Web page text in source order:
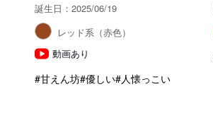
誕生日：2025/06/19
レッド系（赤色）
動画あり
#甘えん坊#優しい#人懐っこい